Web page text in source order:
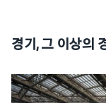
경기, 그 이상의